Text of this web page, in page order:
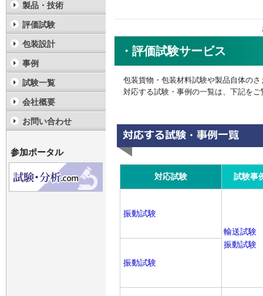
・評価試験サービス
包装貨物・包装材料試験や製品自体の
対応する試験・事例の一覧は、下記をご
対応試験 試験事
振動試験
輸送試験
振動試験
振動試験
製品・技術
評価試験
包装設計
事例
試験一覧
会社概要
お問い合わせ
参加ポータル